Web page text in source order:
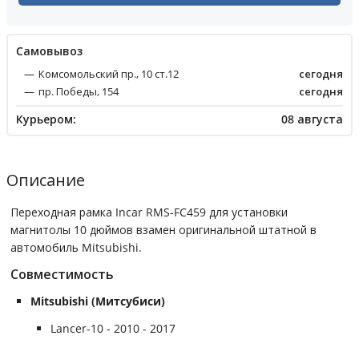
Cамовывоз
Комсомольский пр., 10 ст.12
сегодня
пр. Победы, 154
сегодня
Курьером: 08 августа
Описание
Переходная рамка Incar RMS-FC459 для установки
магнитолы 10 дюймов взамен оригинальной штатной в
автомобиль Mitsubishi.
Совместимость
Mitsubishi (Митсубиси)
Lancer-10 - 2010 - 2017